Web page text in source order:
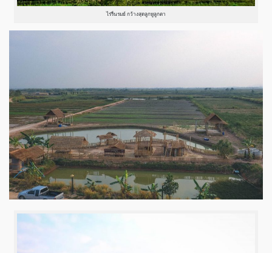
ไร่รื่นรมย์ กว้างสุดลูกหูลูกตา